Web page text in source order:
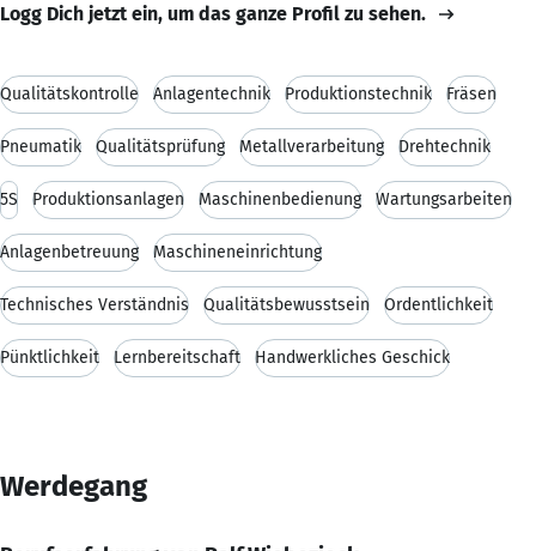
Logg Dich jetzt ein, um das ganze Profil zu sehen.
Qualitätskontrolle Anlagentechnik Produktionstechnik Fräsen
Pneumatik Qualitätsprüfung Metallverarbeitung Drehtechnik
5S Produktionsanlagen Maschinenbedienung Wartungsarbeiten
Anlagenbetreuung Maschineneinrichtung
Technisches Verständnis Qualitätsbewusstsein Ordentlichkeit
Pünktlichkeit Lernbereitschaft Handwerkliches Geschick
Werdegang